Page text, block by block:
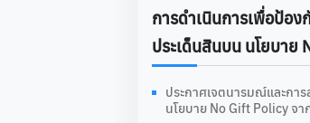
การดําเนินการเพื่อป้อง
ประเด็นสินบน นโยบาย
ประกาศเจตนารมณ์และกา
นโยบาย No Gift Policy จ